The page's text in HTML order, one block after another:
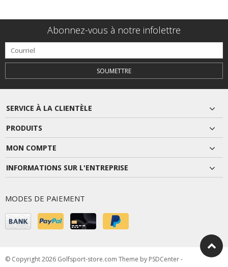
Abonnez-vous à notre infolettre
SOUMETTRE
SERVICE À LA CLIENTÈLE
PRODUITS
MON COMPTE
INFORMATIONS SUR L'ENTREPRISE
MODES DE PAIEMENT
© Copyright 2026 Golfsport-store.com Theme by PSDCenter-